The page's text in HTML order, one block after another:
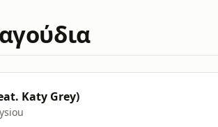
Katy Grey)